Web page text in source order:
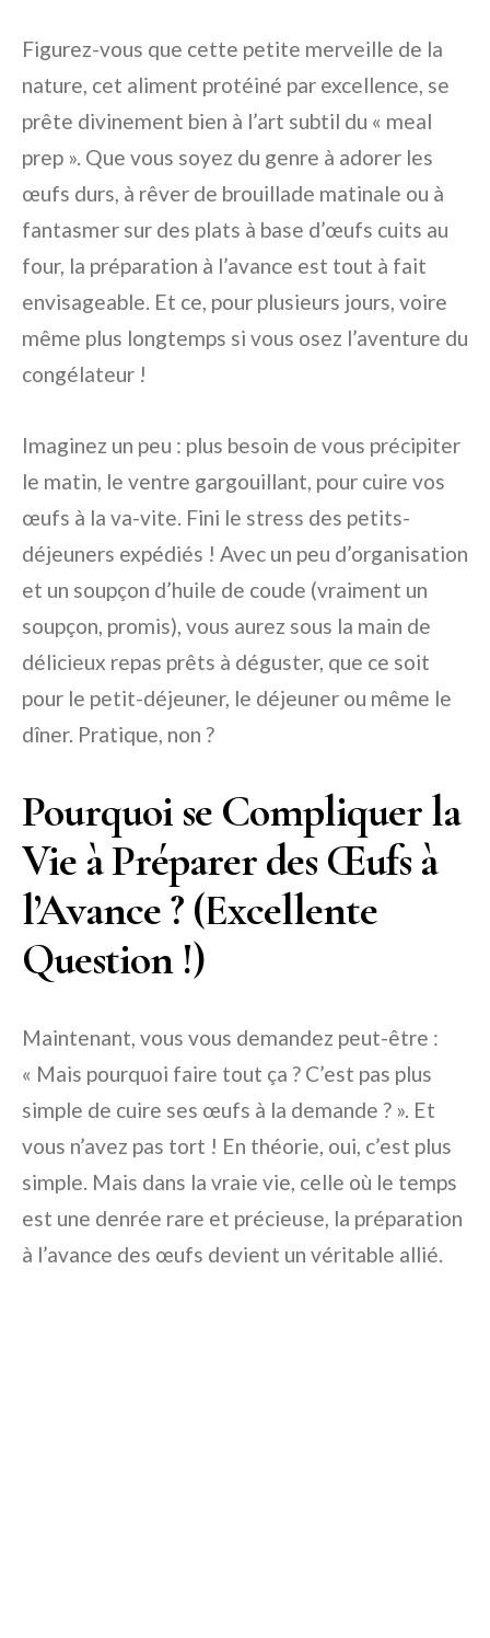
Figurez-vous que cette petite merveille de la
nature, cet aliment protéiné par excellence, se
prête divinement bien à l’art subtil du « meal
prep ». Que vous soyez du genre à adorer les
œufs durs, à rêver de brouillade matinale ou à
fantasmer sur des plats à base d’œufs cuits au
four, la préparation à l’avance est tout à fait
envisageable. Et ce, pour plusieurs jours, voire
même plus longtemps si vous osez l’aventure du
congélateur !
Imaginez un peu : plus besoin de vous précipiter
le matin, le ventre gargouillant, pour cuire vos
œufs à la va-vite. Fini le stress des petits-
déjeuners expédiés ! Avec un peu d’organisation
et un soupçon d’huile de coude (vraiment un
soupçon, promis), vous aurez sous la main de
délicieux repas prêts à déguster, que ce soit
pour le petit-déjeuner, le déjeuner ou même le
dîner. Pratique, non ?
Pourquoi se Compliquer la
Vie à Préparer des Œufs à
l’Avance ? (Excellente
Question !)
Maintenant, vous vous demandez peut-être :
« Mais pourquoi faire tout ça ? C’est pas plus
simple de cuire ses œufs à la demande ? ». Et
vous n’avez pas tort ! En théorie, oui, c’est plus
simple. Mais dans la vraie vie, celle où le temps
est une denrée rare et précieuse, la préparation
à l’avance des œufs devient un véritable allié.